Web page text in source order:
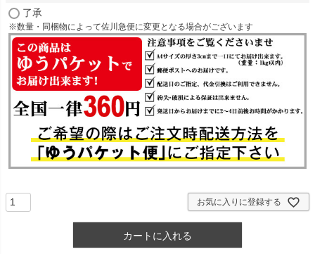
必
須
了承
※数量・同梱物によって佐川急便に変更となる場合がございます
お気に入りに登録する
カートに入れる